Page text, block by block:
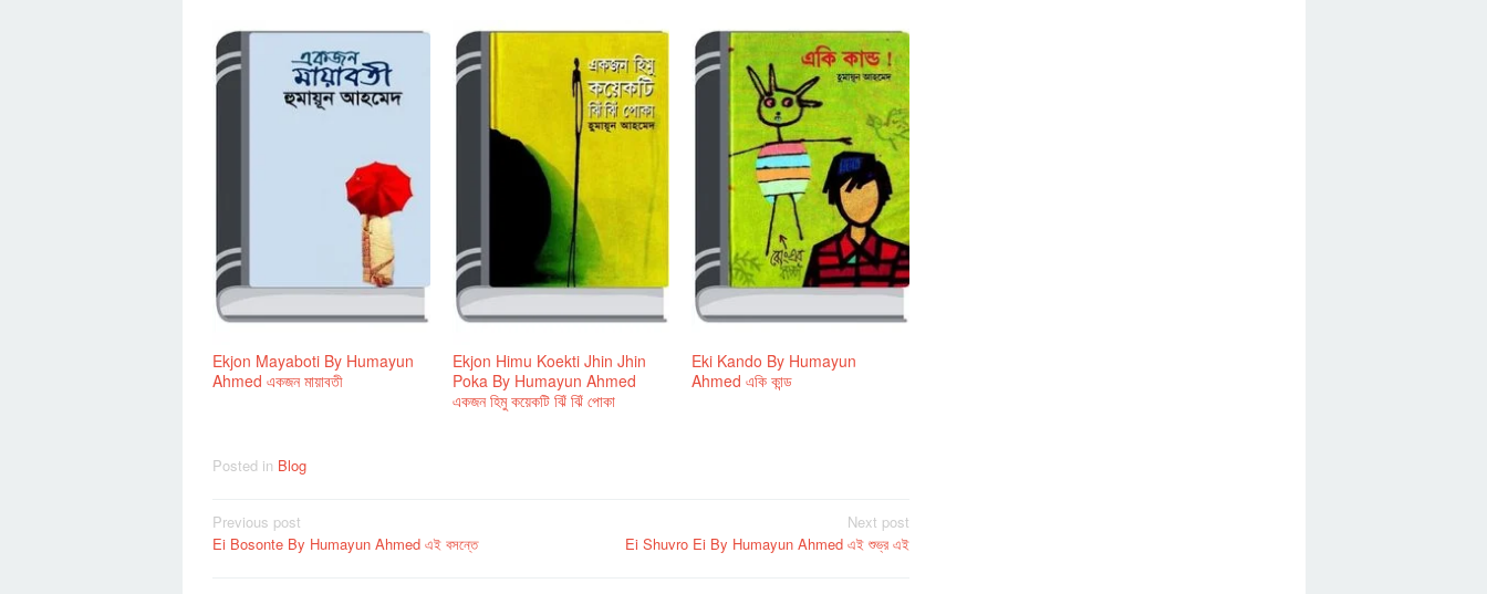
Ekjon Mayaboti By Humayun
Ahmed একজন মায়াবতী
Ekjon Himu Koekti Jhin Jhin
Poka By Humayun Ahmed
একজন হিমু কয়েকটি ঝিঁ ঝিঁ পোকা
Eki Kando By Humayun
Ahmed একি কান্ড
Posted in Blog
Post
navigation
Previous post
Ei Bosonte By Humayun Ahmed এই বসন্তে
Next post
Ei Shuvro Ei By Humayun Ahmed এই শুভ্র এই